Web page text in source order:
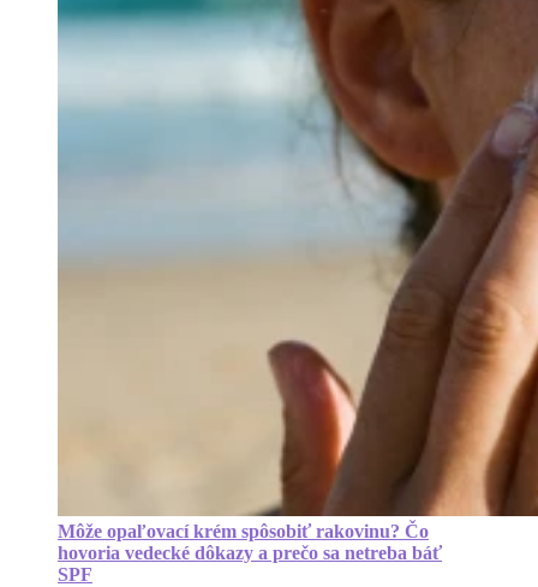
Môže opaľovací krém spôsobiť rakovinu? Čo
hovoria vedecké dôkazy a prečo sa netreba báť
SPF